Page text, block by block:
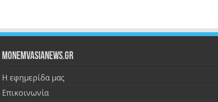
Monemvasianews.gr
Η εφημερίδα μας
Επικοινωνία